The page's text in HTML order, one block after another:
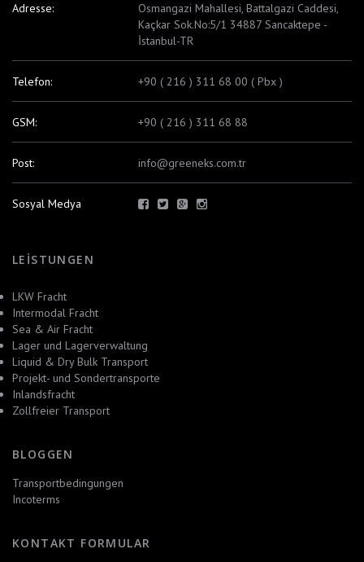
Adresse:
Osmangazi Mahallesi, Battalgazi Caddesi,
Kaçkar Sok.No:5/1 34887 Sancaktepe -
İstanbul-TR
Telefon: +90 ( 216 ) 311 68 00 ( Pbx )
GSM: +90 ( 216 ) 311 68 88
Post: info@greeneks.com.tr
Sosyal Medya
LEISTUNGEN
LKW Fracht
Intermodal Fracht
Sea & Air Fracht
Lager und Lagerverwaltung
Liquid & Dry Bulk Transport
Projekt- und Sondertransporte
Inlandsfracht
Zollfreier Transport
BLOGGEN
Transportbedingungen
Incoterms
KONTAKT FORMULAR